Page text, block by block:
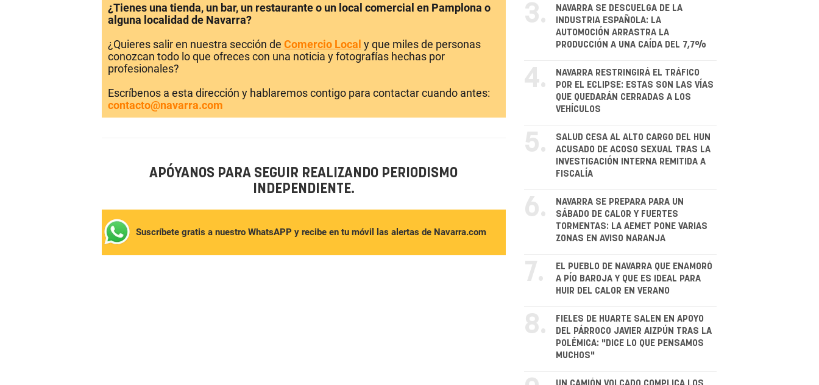
¿Tienes una tienda, un bar, un restaurante o un local comercial en Pamplona o
alguna localidad de Navarra?
¿Quieres salir en nuestra sección de Comercio Local y que miles de personas
conozcan todo lo que ofreces con una noticia y fotografías hechas por
profesionales?
Escríbenos a esta dirección y hablaremos contigo para contactar cuando antes:
contacto@navarra.com
APÓYANOS PARA SEGUIR REALIZANDO PERIODISMO
INDEPENDIENTE.
Suscríbete gratis a nuestro WhatsAPP y recibe en tu móvil las alertas de Navarra.com
3.
NAVARRA SE DESCUELGA DE LA
INDUSTRIA ESPAÑOLA: LA
AUTOMOCIÓN ARRASTRA LA
PRODUCCIÓN A UNA CAÍDA DEL 7,7%
4.
NAVARRA RESTRINGIRÁ EL TRÁFICO
POR EL ECLIPSE: ESTAS SON LAS VÍAS
QUE QUEDARÁN CERRADAS A LOS
VEHÍCULOS
5.
SALUD CESA AL ALTO CARGO DEL HUN
ACUSADO DE ACOSO SEXUAL TRAS LA
INVESTIGACIÓN INTERNA REMITIDA A
FISCALÍA
6.
NAVARRA SE PREPARA PARA UN
SÁBADO DE CALOR Y FUERTES
TORMENTAS: LA AEMET PONE VARIAS
ZONAS EN AVISO NARANJA
7.
EL PUEBLO DE NAVARRA QUE ENAMORÓ
A PÍO BAROJA Y QUE ES IDEAL PARA
HUIR DEL CALOR EN VERANO
8.
FIELES DE HUARTE SALEN EN APOYO
DEL PÁRROCO JAVIER AIZPÚN TRAS LA
POLÉMICA: "DICE LO QUE PENSAMOS
MUCHOS"